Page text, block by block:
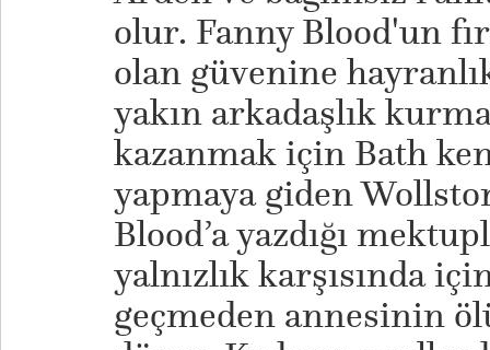
olur. Fanny Blood'un
olan güvenine
yakın arkadaşlık
kazanmak için Bath
yapmaya giden
Blood’a yazdığı
yalnızlık karşısında
geçmeden annesinin